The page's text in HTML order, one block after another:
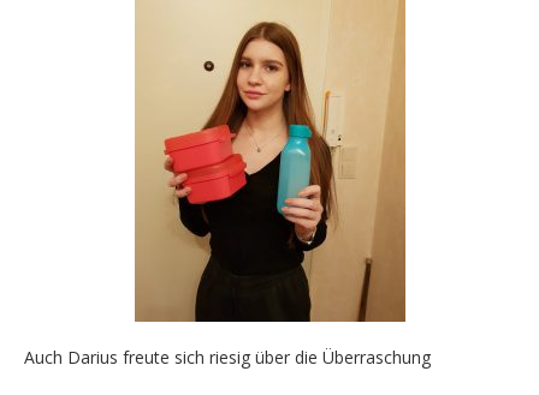
Auch Darius freute sich riesig über die Überraschung